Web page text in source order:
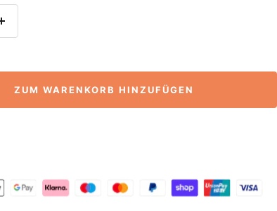
Menge
ZUM WARENKORB HINZUFÜGEN